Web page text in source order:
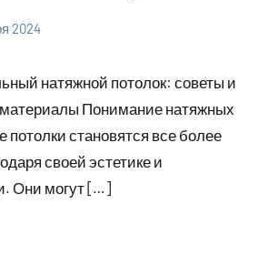
2024
натяжной потолок: советы и
Понимание натяжных
потолки становятся все более
своей эстетике и
Они могут […]